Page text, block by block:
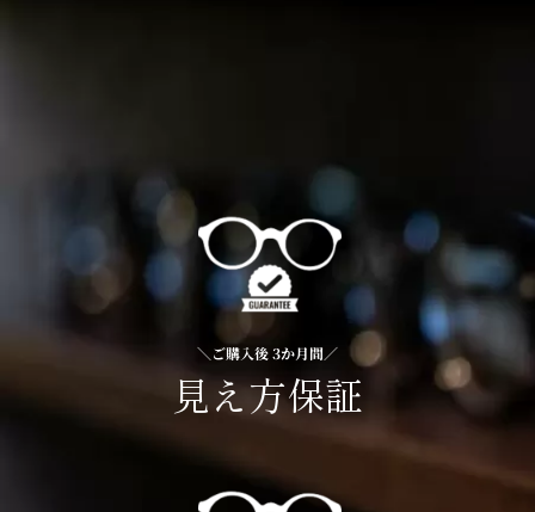
＼ご購入後 3か月間／
見え方保証